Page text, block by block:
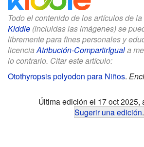
Todo el contenido de los artículos de la
Kiddle (incluidas las imágenes) se
libremente para fines personales y
licenciaAtribución-CompartirIguala
lo contrario. Citar este artículo:
Otothyropsis polyodon para Niños.
Última edición el 17 oct 2025,
Sugerir una edición.